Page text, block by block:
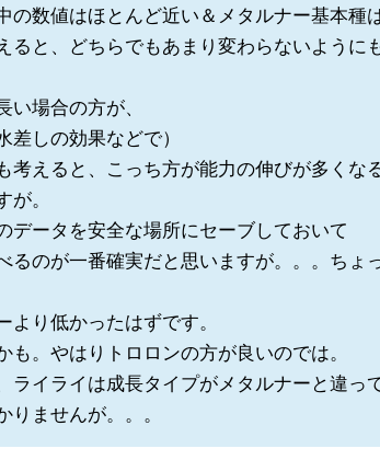
の数値はほとんど近い＆メタルナー基本種
ると、どちらでもあまり変わらないように
場合の方が、
差しの効果などで）
考えると、こっち方が能力の伸びが多くなる
。
データを安全な場所にセーブしておいて
るのが一番確実だと思いますが。。。ちょ
り低かったはずです。
。やはりトロロンの方が良いのでは。
ライライは成長タイプがメタルナーと違っ
ませんが。。。